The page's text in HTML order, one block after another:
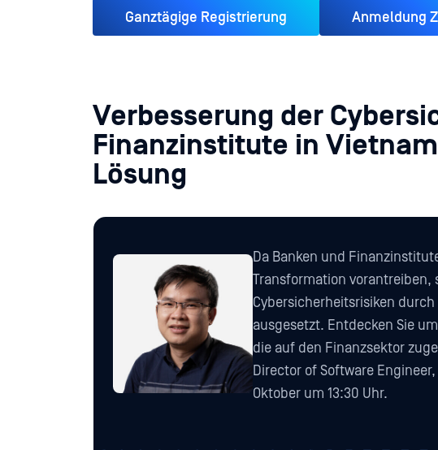
Ganztägige Registrierung Anmeldung
Verbesserung der
Finanzinstitute in
Lösung
Da Banken und
Transformation vorantreiben,
Cybersicherheitsrisiken
ausgesetzt. Entdecken Sie
die auf den Finanzsektor
Director of Software
Oktober um 13:30 Uhr.